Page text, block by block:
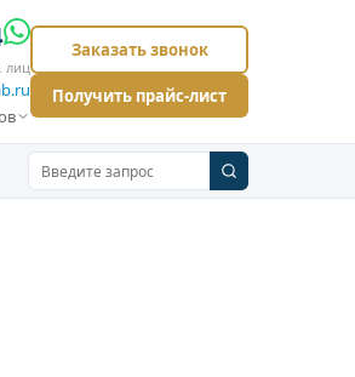
лиц
Заказать звонок
Получить прайс-лист